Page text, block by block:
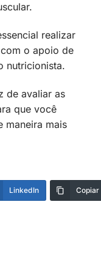
realizar
o apoio de
nutricionista.
de avaliar as
que você
maneira mais
LinkedIn Copiar